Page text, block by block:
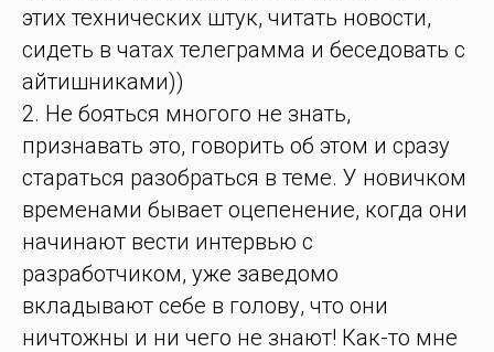
этих технических штук, читать новости,
сидеть в чатах телеграмма и беседовать с
айтишниками))
2. Не бояться многого не знать,
признавать это, говорить об этом и сразу
стараться разобраться в теме. У новичком
временами бывает оцепенение, когда они
начинают вести интервью с
разработчиком, уже заведомо
вкладывают себе в голову, что они
ничтожны и ни чего не знают! Как-то мне